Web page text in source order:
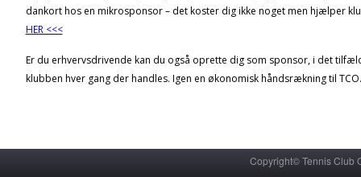
dankort hos en mikrosponsor – det koster dig ikke noget men hjælper
HER <<<
Er du erhvervsdrivende kan du også oprette dig som sponsor, i det
klubben hver gang der handles. Igen en økonomisk håndsrækning til
Copyright© Tennis Club